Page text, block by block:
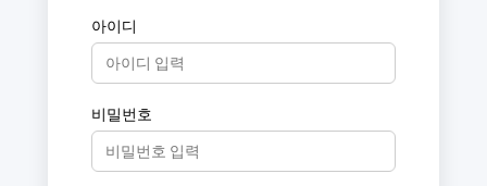
아이디
비밀번호